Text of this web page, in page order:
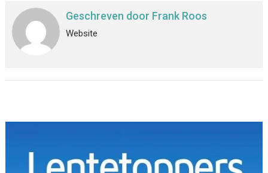
Geschreven door Frank Roos
Website